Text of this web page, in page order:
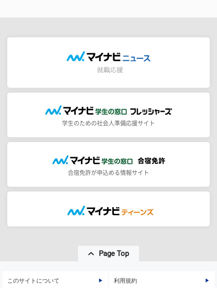
学生のための社会人準備応援サイト
合宿免許が申込める情報サイト
Page Top
このサイトについて 利用規約